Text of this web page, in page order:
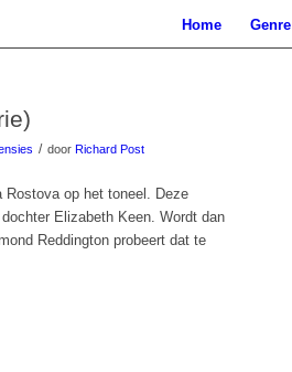
Home Genre
/ door Richard Post
Rostova op het toneel. Deze
Elizabeth Keen. Wordt dan
Reddington probeert dat te